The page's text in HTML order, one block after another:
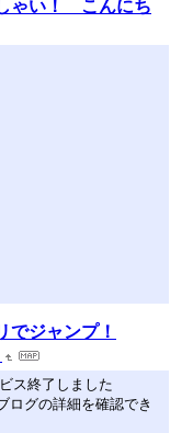
ゃい！ こんにち
でジャンプ！
ス終了しました
ログの詳細を確認でき